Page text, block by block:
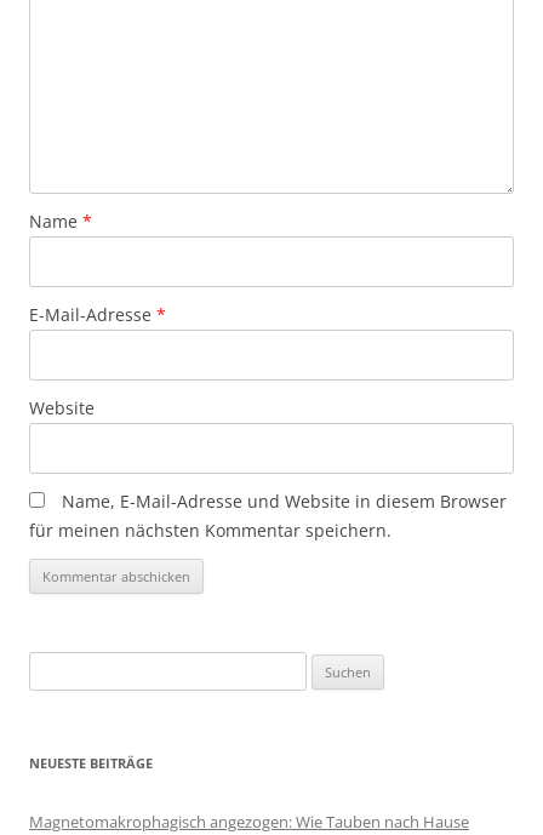
Name *
E-Mail-Adresse *
Website
Name, E-Mail-Adresse und Website in diesem Browser
für meinen nächsten Kommentar speichern.
nach:
NEUESTE BEITRÄGE
Magnetomakrophagisch angezogen: Wie Tauben nach Hause